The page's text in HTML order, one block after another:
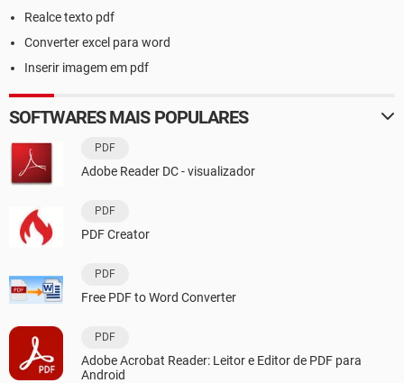
Realce texto pdf
Converter excel para word
Inserir imagem em pdf
SOFTWARES MAIS POPULARES
PDF
Adobe Reader DC - visualizador
PDF
PDF Creator
PDF
Free PDF to Word Converter
PDF
Adobe Acrobat Reader: Leitor e Editor de PDF para
Android